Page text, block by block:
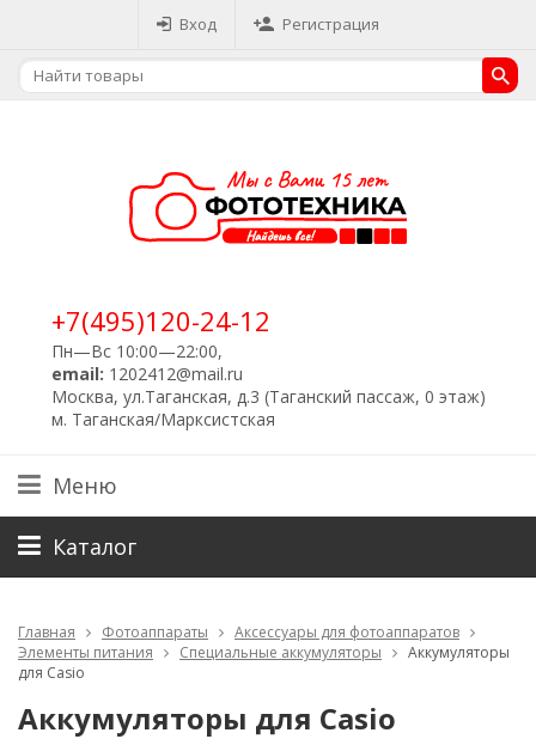
Вход Регистрация
+7(495)120-24-12
Пн—Вс 10:00—22:00,
email: 1202412@mail.ru
Москва, ул.Таганская, д.3 (Таганский пассаж, 0 этаж)
м. Таганская/Марксистская
Меню
Каталог
Главная Фотоаппараты
Аксессуары для фотоаппаратов
Элементы питания
Специальные аккумуляторы
Аккумуляторы
для Casio
Аккумуляторы для Casio